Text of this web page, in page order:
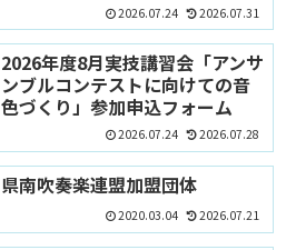
2026.07.24 2026.07.31
2026年度8月実技講習会「アンサ
ンブルコンテストに向けての音
色づくり」参加申込フォーム
2026.07.24 2026.07.28
県南吹奏楽連盟加盟団体
2020.03.04 2026.07.21